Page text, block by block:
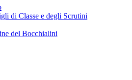
di Classe e degli Scrutini
del Bocchialini